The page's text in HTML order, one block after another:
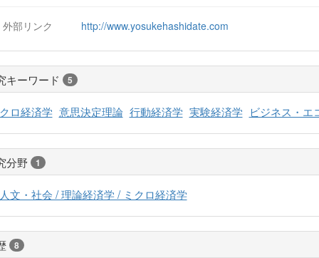
外部リンク http://www.yosukehashidate.com
キーワード 5
ロ経済学 意思決定理論 行動経済学 実験経済学 ビジネス・エ
分野 1
文・社会 / 理論経済学 / ミクロ経済学
8